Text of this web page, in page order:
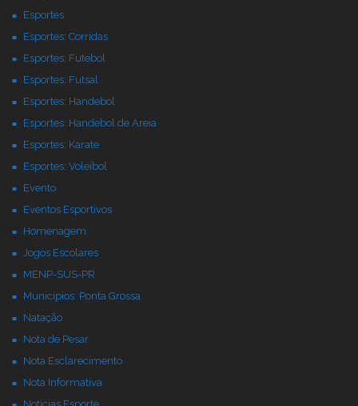
Esportes
Esportes: Corridas
Esportes: Futebol
Esportes: Futsal
Esportes: Handebol
Esportes: Handebol de Areia
Esportes: Karate
Esportes: Voleibol
Evento
Eventos Esportivos
Homenagem
Jogos Escolares
MENP-SUS-PR
Municipios: Ponta Grossa
Natação
Nota de Pesar
Nota Esclarecimento
Nota Informativa